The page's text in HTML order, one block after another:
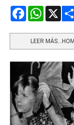
FacebookWhatsApp
LEER